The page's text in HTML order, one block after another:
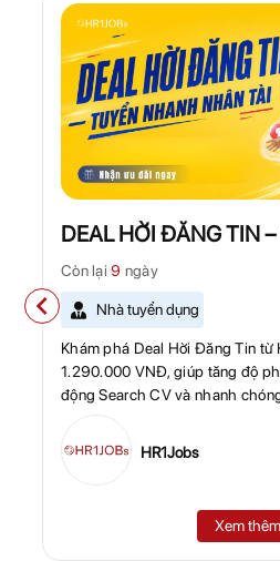
DEAL HỜI ĐĂNG TIN
NHÂN TÀI
Còn lại9 ngày
Nhà tuyển dụng
Khám phá Deal Hời Đăng Tin từ
1.290.000 VNĐ, giúp tăng độ
động Search CV và nhanh
HR1Jobs
Xem thêm